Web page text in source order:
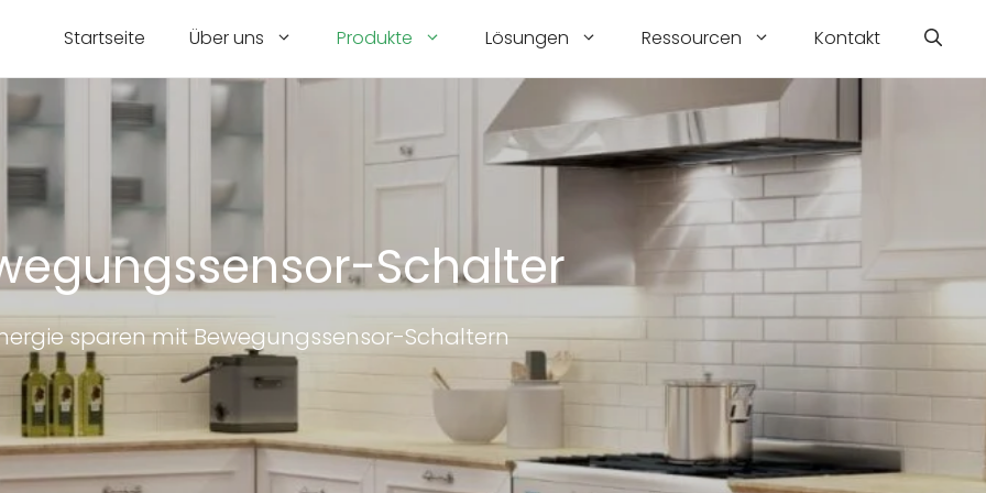
Startseite Über uns Produkte Lösungen Ressourcen Kontakt
Schalter
sparen mit Bewegungssensor-Schaltern